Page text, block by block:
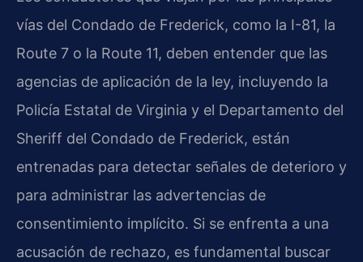
vías del Condado de Frederick, como la I-81, la
Route 7 o la Route 11, deben entender que las
agencias de aplicación de la ley, incluyendo la
Policía Estatal de Virginia y el Departamento del
Sheriff del Condado de Frederick, están
entrenadas para detectar señales de deterioro y
para administrar las advertencias de
consentimiento implícito. Si se enfrenta a una
acusación de rechazo, es fundamental buscar